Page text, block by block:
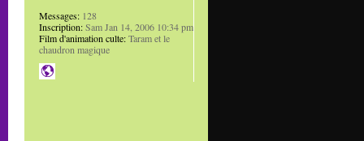
Messages: 128
Inscription:Sam Jan 14, 2006 10:34 pm
Film d'animation culte:Taram et le
chaudron magique